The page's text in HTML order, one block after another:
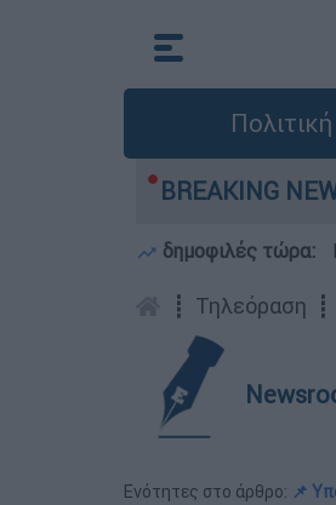
Πολιτική
BREAKING
στην Ελλάδα -
δημοφιλές τώρα:
┋ Τηλεόραση ┋
Ενότητες στο άρθρο: 📌